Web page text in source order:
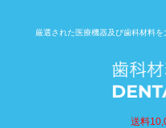
厳選された医療機器及び歯科材料
送料